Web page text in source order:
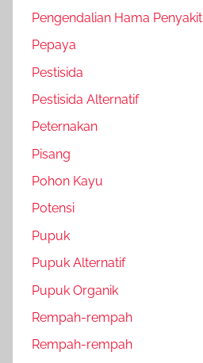
Pengendalian Hama Penyakit
Pepaya
Pestisida
Pestisida Alternatif
Peternakan
Pisang
Pohon Kayu
Potensi
Pupuk
Pupuk Alternatif
Pupuk Organik
Rempah-rempah
Rempah-rempah